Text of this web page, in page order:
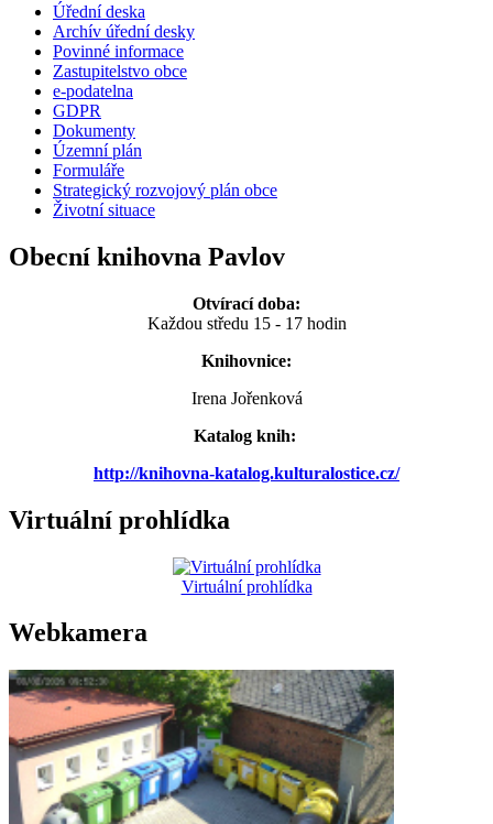
Úřední deska
Archív úřední desky
Povinné informace
Zastupitelstvo obce
e-podatelna
GDPR
Dokumenty
Územní plán
Formuláře
Strategický rozvojový plán obce
Životní situace
Obecní knihovna Pavlov
Otvírací doba:
Každou středu 15 - 17 hodin
Knihovnice:
Irena Jořenková
Katalog knih:
http://knihovna-katalog.kulturalostice.cz/
Virtuální prohlídka
Virtuální prohlídka
Webkamera